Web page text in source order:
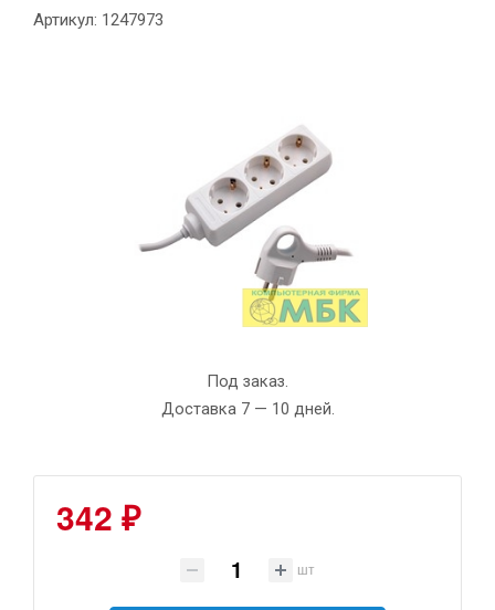
Артикул: 1247973
Под заказ.
Доставка 7 — 10 дней.
342 ₽
шт